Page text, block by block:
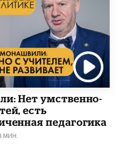
Нет умственно-
есть
педагогика
МИН.